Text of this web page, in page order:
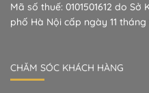
Mã số thuế: 0101501612 do
phố Hà Nội cấp ngày 11 tháng
CHĂM SÓC KHÁCH HÀNG